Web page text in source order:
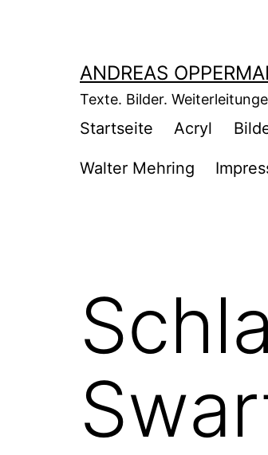
ANDREAS
Texte. Bilder.
Startseite Acryl
Walter Mehring